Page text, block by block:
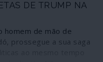
DE TRUMP NA
homem de mão de
prossegue a sua saga